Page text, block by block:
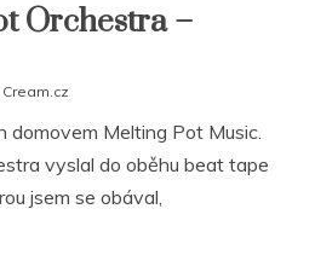
Orchestra –
Cream.cz
domovem Melting Pot Music.
vyslal do oběhu beat tape
jsem se obával,